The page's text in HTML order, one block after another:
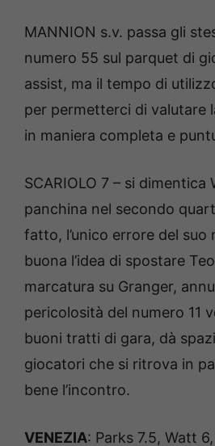
MANNION s.v. passa gli
numero 55 sul parquet di
assist, ma il tempo di
per permetterci di valutare
in maniera completa e
SCARIOLO 7 – si dimentica
panchina nel secondo
fatto, l’unico errore del suo
buona l’idea di spostare
marcatura su Granger,
pericolosità del numero 11
buoni tratti di gara, dà
giocatori che si ritrova in
bene l’incontro.
VENEZIA: Parks 7.5, Watt